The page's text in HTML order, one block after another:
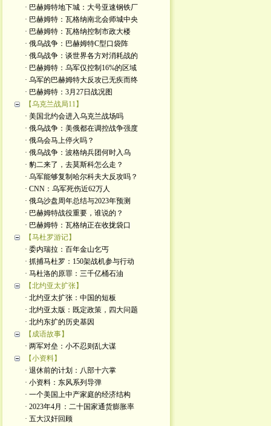
· 巴赫姆特地下城：大号亚速钢铁厂
· 巴赫姆特：瓦格纳南北会师城中央
· 巴赫姆特：瓦格纳控制市政大楼
· 俄乌战争：巴赫姆特C型口袋阵
· 俄乌战争：谈世界各方对消耗战的
· 巴赫姆特：乌军仅控制16%的区域
· 乌军的巴赫姆特大反攻已无疾而终
· 巴赫姆特：3月27日战况图
【乌克兰战局11】
· 美国北约会进入乌克兰战场吗
· 俄乌战争：美俄都在调控战争强度
· 俄乌会马上停火吗？
· 俄乌战争：波格纳兵团何时入乌
· 豹二来了，去莫斯科怎么走？
· 乌军能够复制哈尔科夫大反攻吗？
· CNN：乌军死伤近62万人
· 俄乌沙盘周年总结与2023年预测
· 巴赫姆特战役重要，谁说的？
· 巴赫姆特：瓦格纳正在收拢袋口
【马杜罗游记】
· 委内瑞拉：百年金山乞丐
· 抓捕马杜罗：150架战机参与行动
· 马杜洛的原罪：三千亿桶石油
【北约亚太扩张】
· 北约亚太扩张：中国的短板
· 北约亚太版：既定政策，四大问题
· 北约东扩的历史基因
【成语故事】
· 两军对垒：小不忍则乱大谋
【小资料】
· 退休前的计划：八部十六掌
· 小资料：东风系列导弹
· 一个美国上中产家庭的经济结构
· 2023年4月：二十国家通货膨胀率
· 五大汉奸回顾